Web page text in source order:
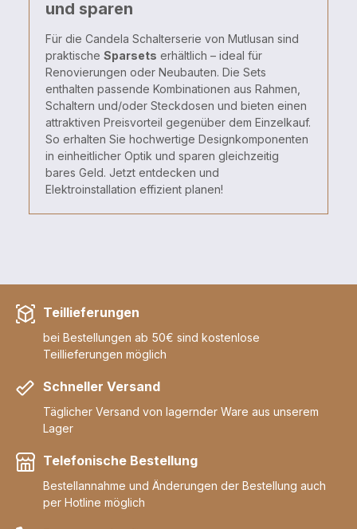
und sparen
Für die Candela Schalterserie von Mutlusan sind
praktische Sparsets erhältlich – ideal für
Renovierungen oder Neubauten. Die Sets
enthalten passende Kombinationen aus Rahmen,
Schaltern und/oder Steckdosen und bieten einen
attraktiven Preisvorteil gegenüber dem Einzelkauf.
So erhalten Sie hochwertige Designkomponenten
in einheitlicher Optik und sparen gleichzeitig
bares Geld. Jetzt entdecken und
Elektroinstallation effizient planen!
Teillieferungen
bei Bestellungen ab 50€ sind kostenlose
Teillieferungen möglich
Schneller Versand
Täglicher Versand von lagernder Ware aus unserem
Lager
Telefonische Bestellung
Bestellannahme und Änderungen der Bestellung auch
per Hotline möglich